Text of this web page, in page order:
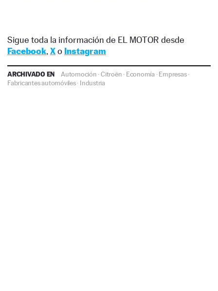
Sigue toda la información de EL MOTOR desde
Facebook, Xo Instagram
ARCHIVADO EN Automoción ·Citroën · Economía·Empresas·
Fabricantes automóviles· Industria